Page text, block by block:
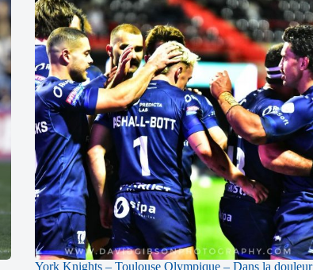
York Knights – Toulouse Olympique – Dans la douleur